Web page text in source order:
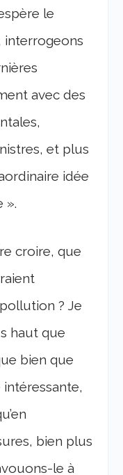
le
interrogeons
avec des
et plus
idée
».
croire, que
? Je
haut que
bien que
bien plus
le à